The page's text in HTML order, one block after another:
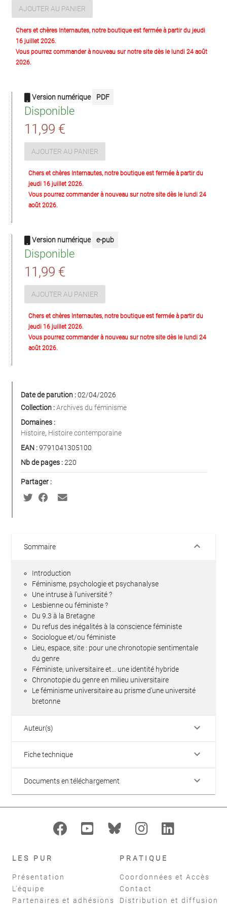
AJOUTER AU PANIER
Chers et chères Internautes, notre boutique est fermée à partir du jeudi
16 juillet 2026.
Vous pourrez commander à nouveau sur notre site dès le lundi 24 août
2026.
Version numérique PDF
Disponible
11,99 €
AJOUTER AU PANIER
Chers et chères Internautes, notre boutique est fermée à partir du
jeudi 16 juillet 2026.
Vous pourrez commander à nouveau sur notre site dès le lundi 24
août 2026.
Version numérique e-pub
Disponible
11,99 €
AJOUTER AU PANIER
Chers et chères Internautes, notre boutique est fermée à partir du
jeudi 16 juillet 2026.
Vous pourrez commander à nouveau sur notre site dès le lundi 24
août 2026.
Date de parution :02/04/2026
Collection :Archives du féminisme
Domaines :
Histoire, Histoire contemporaine
EAN :9791041305100
Nb de pages :220
Partager :
Sommaire keyboard_arrow_down
Introduction
Féminisme, psychologie et psychanalyse
Une intruse à l’université ?
Lesbienne ou féministe ?
Du 9.3 à la Bretagne
Du refus des inégalités à la conscience féministe
Sociologue et/ou féministe
Lieu, espace, site : pour une chronotopie sentimentale
du genre
Féministe, universitaire et… une identité hybride
Chronotopie du genre en milieu universitaire
Le féminisme universitaire au prisme d’une université
bretonne
Auteur(s) keyboard_arrow_down
Fiche technique keyboard_arrow_down
Documents en téléchargement keyboard_arrow_down
LES PUR
Présentation
L'équipe
Partenaires et adhésions
PRATIQUE
Coordonnées et Accès
Contact
Distribution et diffusion